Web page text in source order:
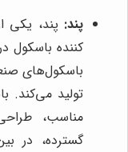
پند: پند، یکی
کننده باسکول
باسکول‌های
تولید می‌کند.
مناسب،
گسترده، در